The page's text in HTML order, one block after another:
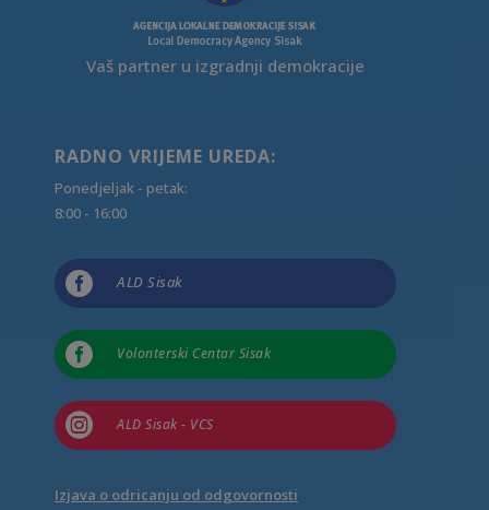
Vaš partner u izgradnji demokracije
RADNO VRIJEME UREDA:
Ponedjeljak - petak:
8:00 - 16:00
 ALD Sisak
 Volonterski Centar Sisak
 ALD Sisak - VCS
Izjava o odricanju od odgovornosti